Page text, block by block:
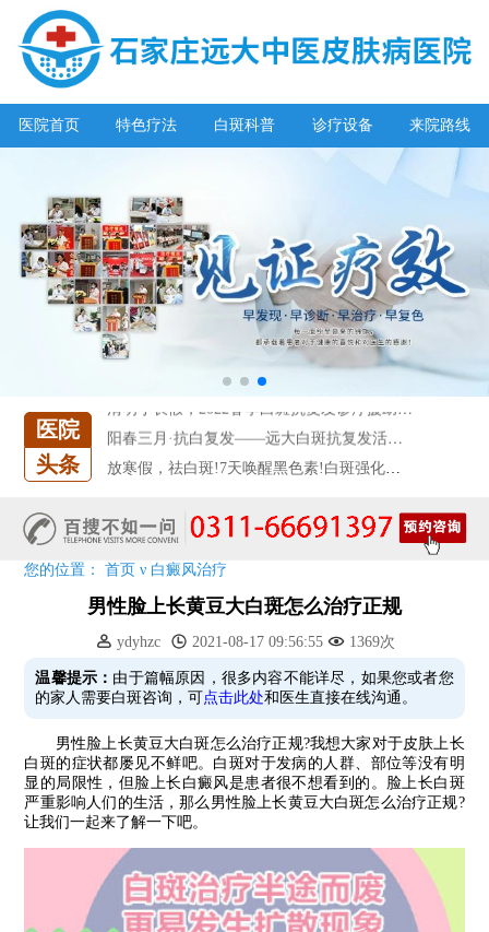
医院首页 特色疗法 白斑科普 诊疗设备 来院路线
医院
头条
放寒假，祛白斑!7天唤醒黑色素!白斑强化诊疗进行中!
预约从速!远大白转黑分享活动即将开幕!特邀北京专家来院坐诊!
恭贺伍德镜检查系统成功落户!暑期超强福利点击领取!
【世界白癜风日】白斑0元普查，更有多重福利千万别错过!
五一关爱全民皮肤健康，到院领取价值2240元白斑诊疗金!
清明小长假，2022春季白斑抗复发诊疗援助活动开启!
特邀原清华大学第一附属医院皮肤科主任28-29日来院会诊
预约从速!远大白转黑分享活动即将开幕!特邀北京专家来院坐诊!
您的位置：首页 ν 白癜风治疗
男性脸上长黄豆大白斑怎么治疗正规
ydyhzc 2021-08-17 09:56:55 1369次
温馨提示： 由于篇幅原因，很多内容不能详尽，如果您或者您
的家人需要白斑咨询，可点击此处和医生直接在线沟通。
男性脸上长黄豆大白斑怎么治疗正规?我想大家对于皮肤上长
白斑的症状都屡见不鲜吧。白斑对于发病的人群、部位等没有明
显的局限性，但脸上长白癜风是患者很不想看到的。脸上长白斑
严重影响人们的生活，那么男性脸上长黄豆大白斑怎么治疗正规?
让我们一起来了解一下吧。